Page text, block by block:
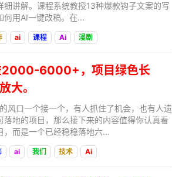
讲解。课程系统教授13种爆款钩子文案的写
何用AI一键改稿。在...
ai 课程 Ai 漫剧
2000-6000+，项目绿色长
大。
风口一个接一个，有人抓住了机会，也有人遗
地的项目，那么接下来的内容值得你认真看
而是一个已经稳稳落地六...
ai 我们 技术 Ai